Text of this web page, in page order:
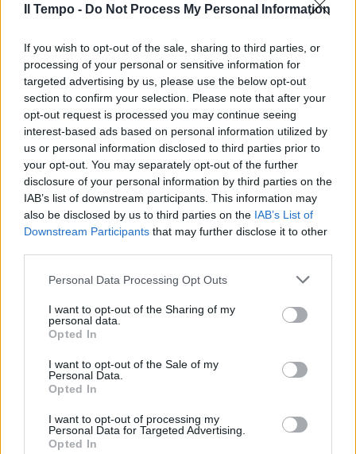
Il Tempo - Do Not Process My Personal Information
If you wish to opt-out of the sale, sharing to third parties, or
processing of your personal or sensitive information for
targeted advertising by us, please use the below opt-out
section to confirm your selection. Please note that after your
opt-out request is processed you may continue seeing
interest-based ads based on personal information utilized by
us or personal information disclosed to third parties prior to
your opt-out. You may separately opt-out of the further
disclosure of your personal information by third parties on the
IAB’s list of downstream participants. This information may
also be disclosed by us to third parties on the IAB’s List of
Downstream Participants that may further disclose it to other
Personal Data Processing Opt Outs
I want to opt-out of the Sharing of my
personal data.
Opted In
I want to opt-out of the Sale of my
Personal Data.
Opted In
I want to opt-out of processing my
Personal Data for Targeted Advertising.
Opted In
Abusivo il porcile di Corcolle in
50enne e ferito un bimbo di 2
anni
13/10/2019
LA TRAGEDIA DI RAVENNA
In un video il dramma di
Mirabilandia. Bimbo a testa in
giù nell'acqua per tre minuti
22/06/2019
TRAGEDIA
Bimbo di 7 anni trovato morto in
mamma
27/01/2019
SPAGNA IN LUTTO
Il bimbo di 2 anni morto nel
pozzo